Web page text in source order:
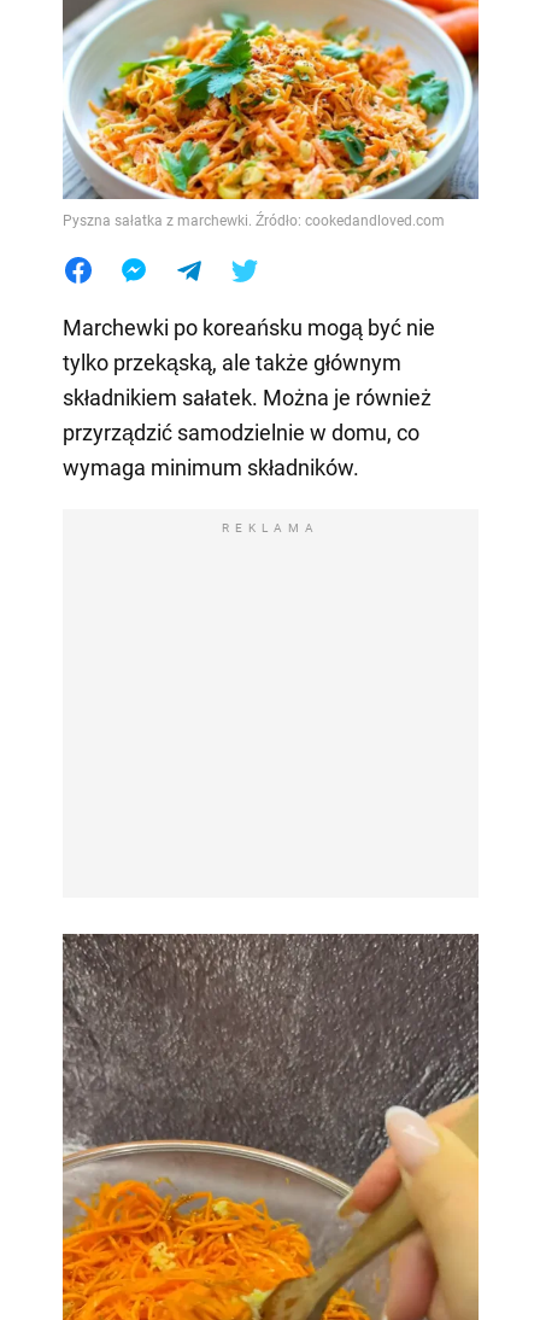
Pyszna sałatka z marchewki. Źródło: cookedandloved.com
Marchewki po koreańsku mogą być nie
tylko przekąską, ale także głównym
składnikiem sałatek. Można je również
przyrządzić samodzielnie w domu, co
wymaga minimum składników.
REKLAMA